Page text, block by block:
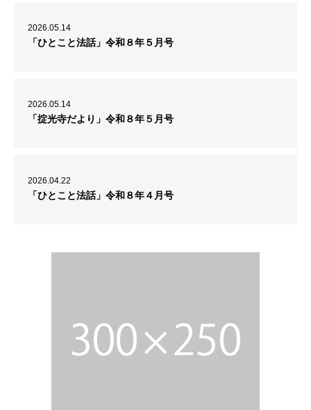
2026.05.14
「ひとこと法話」令和８年５月号
2026.05.14
「掟光寺だより」令和８年５月号
2026.04.22
「ひとこと法話」令和８年４月号